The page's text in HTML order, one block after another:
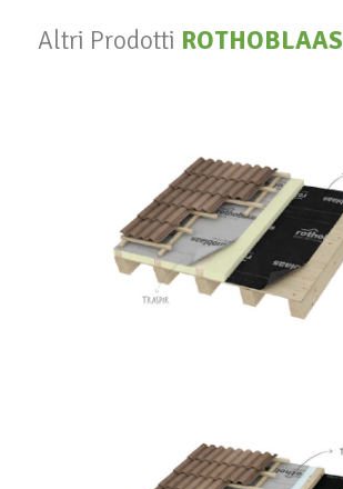
Altri Prodotti ROTHOBLAAS
Vapor 140
ROTHOBLAAS
Traspir 150